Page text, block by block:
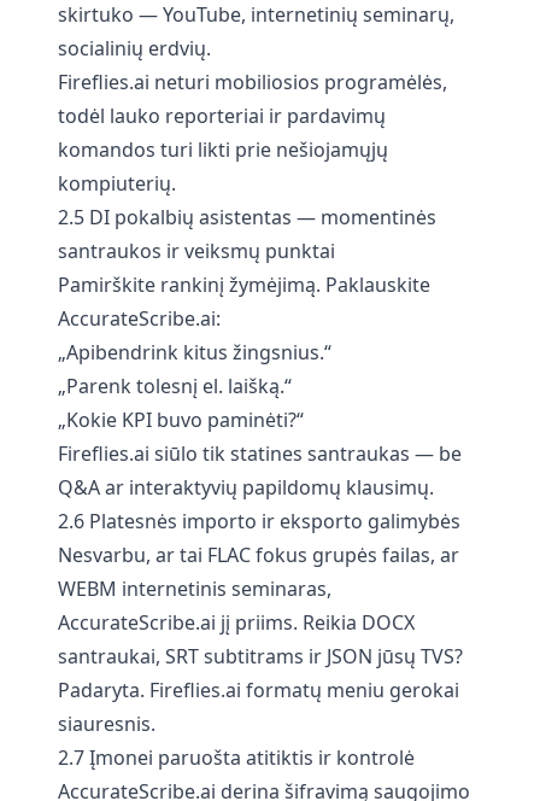
skirtuko — YouTube, internetinių seminarų,
socialinių erdvių.
Fireflies.ai neturi mobiliosios programėlės,
todėl lauko reporteriai ir pardavimų
komandos turi likti prie nešiojamųjų
kompiuterių.
2.5 DI pokalbių asistentas — momentinės
santraukos ir veiksmų punktai
Pamirškite rankinį žymėjimą. Paklauskite
AccurateScribe.ai:
„Apibendrink kitus žingsnius.“
„Parenk tolesnį el. laišką.“
„Kokie KPI buvo paminėti?“
Fireflies.ai siūlo tik statines santraukas — be
Q&A ar interaktyvių papildomų klausimų.
2.6 Platesnės importo ir eksporto galimybės
Nesvarbu, ar tai FLAC fokus grupės failas, ar
WEBM internetinis seminaras,
AccurateScribe.ai jį priims. Reikia DOCX
santraukai, SRT subtitrams ir JSON jūsų TVS?
Padaryta. Fireflies.ai formatų meniu gerokai
siauresnis.
2.7 Įmonei paruošta atitiktis ir kontrolė
AccurateScribe.ai derina šifravimą saugojimo